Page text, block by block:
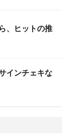
、ヒットの推
インチェキな